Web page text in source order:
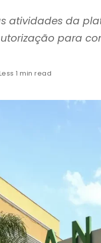
atividades da
para
1 min read